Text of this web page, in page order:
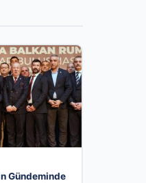
Gündeminde